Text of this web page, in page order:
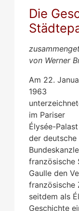
Die
von Werner
Am 22.
1963
im Pariser
Élysée-Palast
der deutsche
französische
Gaulle den
französische
seitdem als
Geschichte